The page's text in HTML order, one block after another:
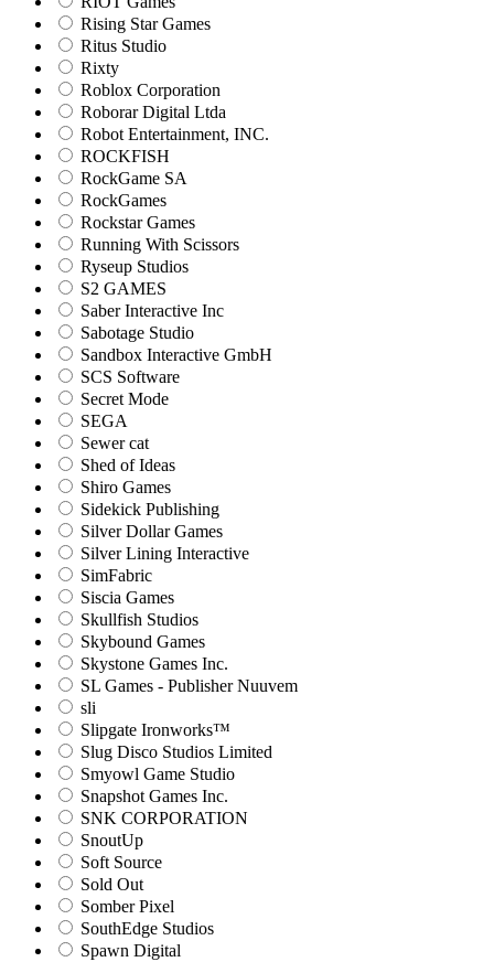
Rising Star Games
Ritus Studio
Rixty
Roblox Corporation
Roborar Digital Ltda
Robot Entertainment, INC.
ROCKFISH
RockGame SA
RockGames
Rockstar Games
Running With Scissors
Ryseup Studios
S2 GAMES
Saber Interactive Inc
Sabotage Studio
Sandbox Interactive GmbH
SCS Software
Secret Mode
SEGA
Sewer cat
Shed of Ideas
Shiro Games
Sidekick Publishing
Silver Dollar Games
Silver Lining Interactive
SimFabric
Siscia Games
Skullfish Studios
Skybound Games
Skystone Games Inc.
SL Games - Publisher Nuuvem
sli
Slipgate Ironworks™
Slug Disco Studios Limited
Smyowl Game Studio
Snapshot Games Inc.
SNK CORPORATION
SnoutUp
Soft Source
Sold Out
Somber Pixel
SouthEdge Studios
Spawn Digital